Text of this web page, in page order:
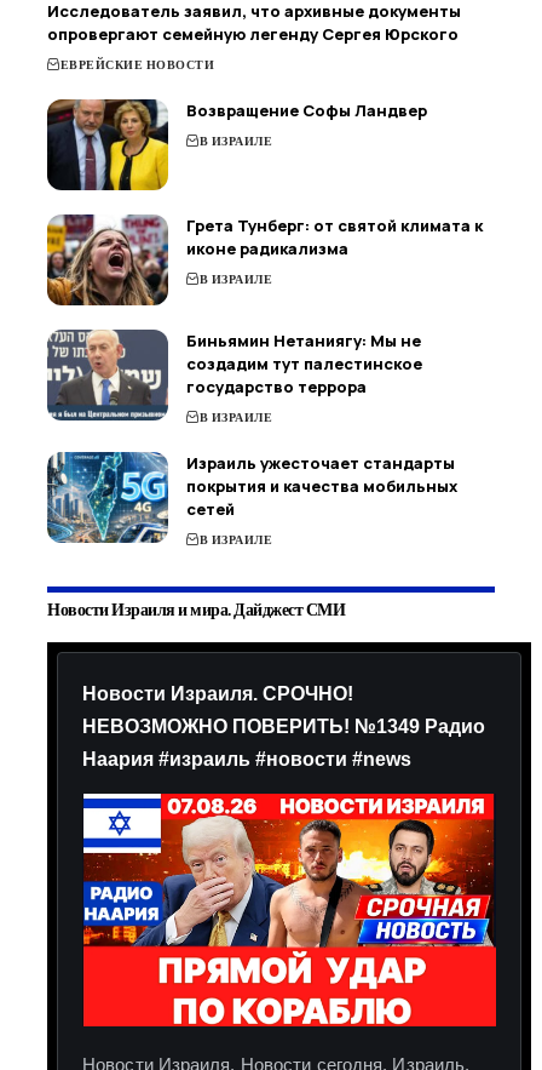
Исследователь заявил, что архивные документы
опровергают семейную легенду Сергея Юрского
ЕВРЕЙСКИЕ НОВОСТИ
Возвращение Софы Ландвер
В ИЗРАИЛЕ
Грета Тунберг: от святой климата к
иконе радикализма
В ИЗРАИЛЕ
Биньямин Нетаниягу: Мы не
создадим тут палестинское
государство террора
В ИЗРАИЛЕ
Израиль ужесточает стандарты
покрытия и качества мобильных
сетей
В ИЗРАИЛЕ
Новости Израиля и мира. Дайджест СМИ